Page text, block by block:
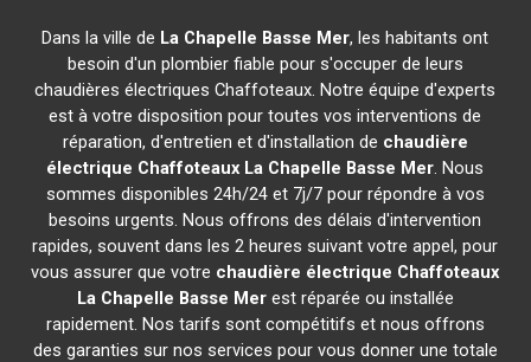
Dans la ville de La Chapelle Basse Mer, les habitants ont
besoin d'un plombier fiable pour s'occuper de leurs
chaudières électriques Chaffoteaux. Notre équipe d'experts
est à votre disposition pour toutes vos interventions de
réparation, d'entretien et d'installation de chaudière
électrique Chaffoteaux La Chapelle Basse Mer. Nous
sommes disponibles 24h/24 et 7j/7 pour répondre à vos
besoins urgents. Nous offrons des délais d'intervention
rapides, souvent dans les 2 heures suivant votre appel, pour
vous assurer que votre chaudière électrique Chaffoteaux
La Chapelle Basse Merest réparée ou installée
rapidement. Nos tarifs sont compétitifs et nous offrons
des garanties sur nos services pour vous donner une totale